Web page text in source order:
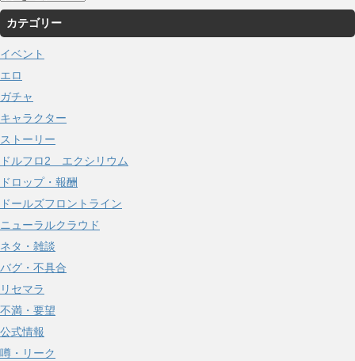
ー
カ
イ
ブ
カテゴリー
イベント
エロ
ガチャ
キャラクター
ストーリー
ドルフロ2 エクシリウム
ドロップ・報酬
ドールズフロントライン
ニューラルクラウド
ネタ・雑談
バグ・不具合
リセマラ
不満・要望
公式情報
噂・リーク